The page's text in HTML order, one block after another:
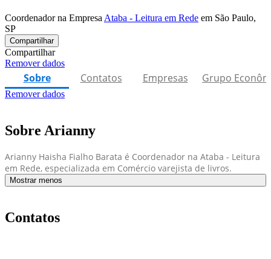
Coordenador na Empresa Ataba - Leitura em Rede em São Paulo,
SP
Compartilhar
Compartilhar
Remover dados
Sobre Contatos Empresas Grupo
Remover dados
Sobre Arianny
Arianny Haisha Fialho Barata é Coordenador na Ataba - Leitura
em Rede, especializada em Comércio varejista de livros.
Mostrar menos
Contatos